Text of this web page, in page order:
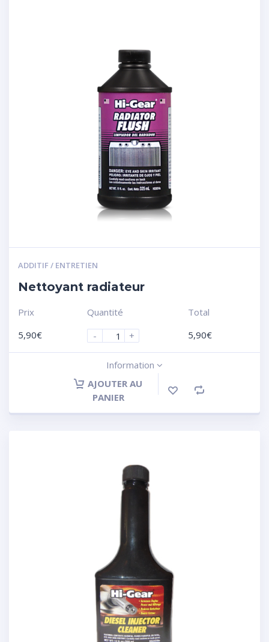
ADDITIF / ENTRETIEN
Nettoyant radiateur
Prix
5,90€
Quantité
-
+
Total
5,90€
Information
AJOUTER AU
PANIER